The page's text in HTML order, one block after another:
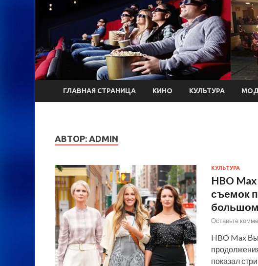
ГЛАВНАЯ СТРАНИЦА КИНО КУЛЬТУРА
АВТОР: ADMIN
КУЛЬТУРА
HBO
съемок
большом
Оставьте
HBO Max
показал